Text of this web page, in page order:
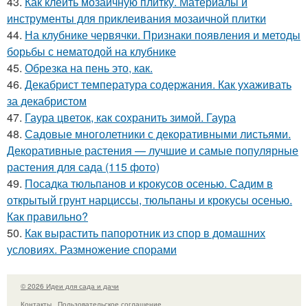
инструменты для приклеивания мозаичной плитки
44. На клубнике червячки. Признаки появления и методы
борьбы с нематодой на клубнике
45. Обрезка на пень это, как.
46. Декабрист температура содержания. Как ухаживать
за декабристом
47. Гаура цветок, как сохранить зимой. Гаура
48. Садовые многолетники с декоративными листьями.
Декоративные растения — лучшие и самые популярные
растения для сада (115 фото)
49. Посадка тюльпанов и крокусов осенью. Садим в
открытый грунт нарциссы, тюльпаны и крокусы осенью.
Как правильно?
50. Как вырастить папоротник из спор в домашних
условиях. Размножение спорами
© 2026 Идеи для сада и дачи
Контакты
Пользовательское соглашение